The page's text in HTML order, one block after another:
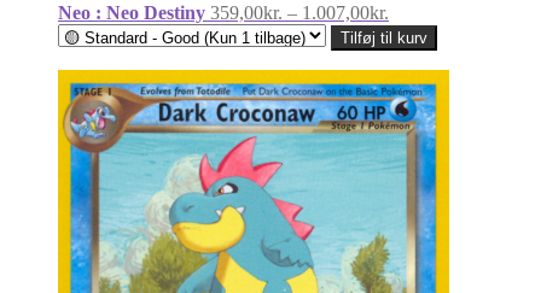
Neo : Neo Destiny 359,00kr. – 1.007,00kr.
359,00kr.
til
1.007,00kr.
Tilføj til kurv